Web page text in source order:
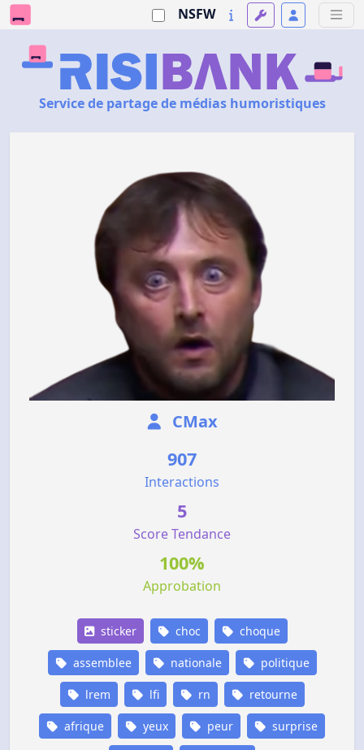
NSFW
Service de partage de médias humoristiques
CMax
907
Interactions
5
Score Tendance
100%
Approbation
sticker choc choque
assemblee nationale politique
lrem lfi rn retourne
afrique yeux peur surprise